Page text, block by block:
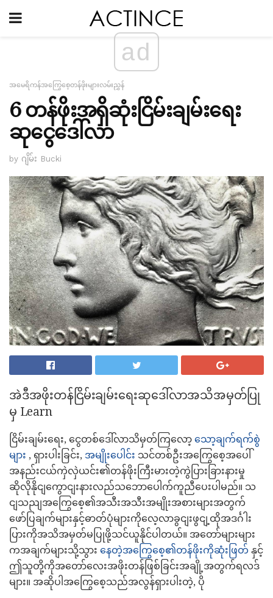
ad
အမေရိကန်အကြွေစေ့တန်ဖိုးများလမ်းညွှန်
6 တန်ဖိုးအရှိဆုံးငြိမ်းချမ်းရေး
ဆုငွေဒေါ်လာ
by ဂျိမ်း Bucki
အဲဒီအဖိုးတန်ငြိမ်းချမ်းရေးဆုဒေါ်လာအသိအမှတ်ပြု
မှ Learn
ငြိမ်းချမ်းရေး, ငွေတစ်ဒေါ်လာသိမှတ်ကြလော့ သော့ချက်ရက်စွဲ
များ , ရှားပါးခြင်း, အမျိုးပေါင်း သင်တစ်ဦးအကြွေစေ့အပေါ်
အနည်းငယ်ကှဲလှဲယင်း၏တန်ဖိုးကြီးမားတဲ့ကွဲပြားခြားနားမှု
ဆိုလိုနိုငျကွောငျးနားလည်သဘောပေါက်ကူညီပေးပါမည်။ သ
ငျသညျအကြွေစေ့၏အသီးအသီးအမျိုးအစားများအတွက်
ဖော်ပြချက်များနှင့်ဓာတ်ပုံများကိုလေ့လာခွငျးဖွငျ့ထိုအဒင်္ဂါး
ပြားကိုအသိအမှတ်မပြုဖို့သင်ယူနိုင်ပါတယ်။ အတော်များများ
ကအချက်များသို့သွား နေတဲ့အကြွေစေ့၏တန်ဖိုးကိုဆုံးဖြတ် နှင့်
ဤသူတို့ကိုအတော်လေးအဖိုးတန်ဖြစ်ခြင်းအချို့အတွက်ရလဒ်
များ။ အဆိုပါအကြွေစေ့သည်အလွန်ရှားပါးတဲ့, ပို